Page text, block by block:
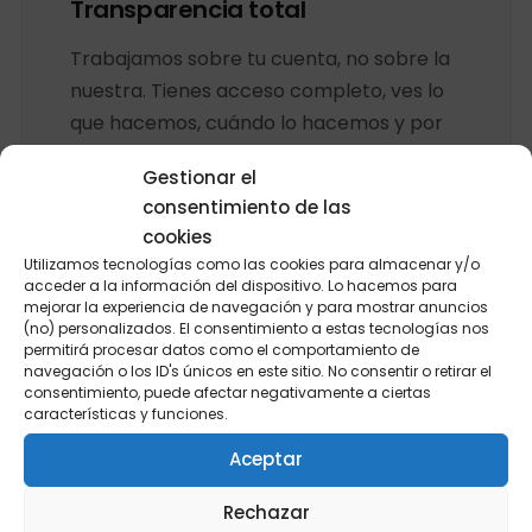
Gestionar el
consentimiento de las
cookies
Utilizamos tecnologías como las cookies para almacenar y/o
acceder a la información del dispositivo. Lo hacemos para
mejorar la experiencia de navegación y para mostrar anuncios
(no) personalizados. El consentimiento a estas tecnologías nos
permitirá procesar datos como el comportamiento de
navegación o los ID's únicos en este sitio. No consentir o retirar el
consentimiento, puede afectar negativamente a ciertas
características y funciones.
Aceptar
Rechazar
Transparencia total
Trabajamos sobre tu cuenta, no sobre la
nuestra. Tienes acceso completo, ves lo
que hacemos, cuándo lo hacemos y por
cuenta intacta y funcionando.
DÓNDE ACTIVAMOS TU INVERSIÓN